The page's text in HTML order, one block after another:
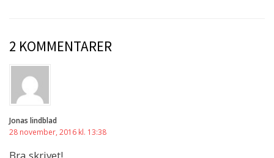
2 KOMMENTARER
Jonas lindblad
28 november, 2016 kl. 13:38
Bra skrivet!